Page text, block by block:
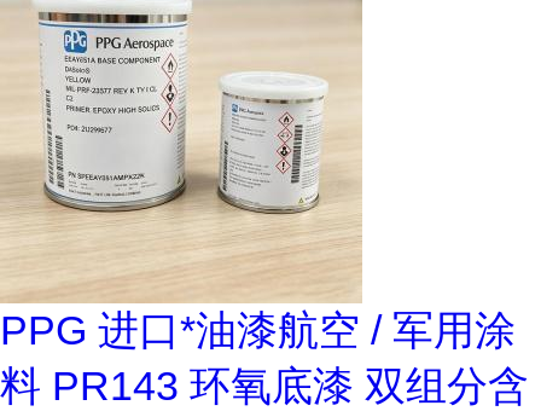
PPG 进口*油漆航空 / 军用涂
料 PR143 环氧底漆 双组分含